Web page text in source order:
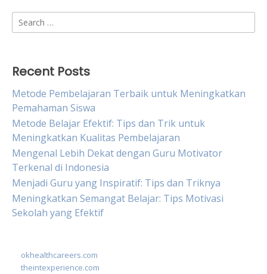
Search
for:
Recent Posts
Metode Pembelajaran Terbaik untuk Meningkatkan
Pemahaman Siswa
Metode Belajar Efektif: Tips dan Trik untuk
Meningkatkan Kualitas Pembelajaran
Mengenal Lebih Dekat dengan Guru Motivator
Terkenal di Indonesia
Menjadi Guru yang Inspiratif: Tips dan Triknya
Meningkatkan Semangat Belajar: Tips Motivasi
Sekolah yang Efektif
okhealthcareers.com
theintexperience.com